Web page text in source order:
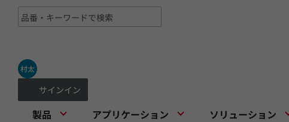
村太
サインイン
製品 アプリケーション ソリューション